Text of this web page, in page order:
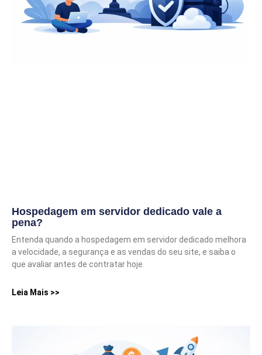
Hospedagem em servidor dedicado vale a
pena?
Entenda quando a hospedagem em servidor dedicado melhora
a velocidade, a segurança e as vendas do seu site, e saiba o
que avaliar antes de contratar hoje.
Leia Mais >>